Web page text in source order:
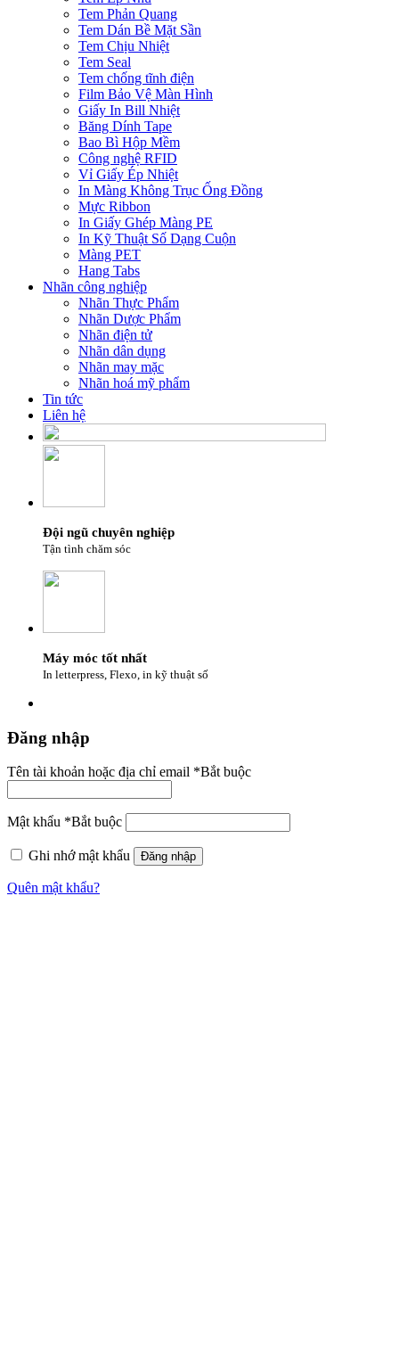
Tem Phản Quang
Tem Dán Bề Mặt Sần
Tem Chịu Nhiệt
Tem Seal
Tem chống tĩnh điện
Film Bảo Vệ Màn Hình
Giấy In Bill Nhiệt
Băng Dính Tape
Bao Bì Hộp Mềm
Công nghệ RFID
Vỉ Giấy Ép Nhiệt
In Màng Không Trục Ống Đồng
Mực Ribbon
In Giấy Ghép Màng PE
In Kỹ Thuật Số Dạng Cuộn
Màng PET
Hang Tabs
Nhãn công nghiệp
Nhãn Thực Phẩm
Nhãn Dược Phẩm
Nhãn điện tử
Nhãn dân dụng
Nhãn may mặc
Nhãn hoá mỹ phẩm
Tin tức
Liên hệ
Đội ngũ chuyên nghiệp
Tận tình chăm sóc
Máy móc tốt nhất
In letterpress, Flexo, in kỹ thuật số
Đăng nhập
Tên tài khoản hoặc địa chỉ email *Bắt buộc
Mật khẩu *Bắt buộc
Ghi nhớ mật khẩu Đăng nhập
Quên mật khẩu?